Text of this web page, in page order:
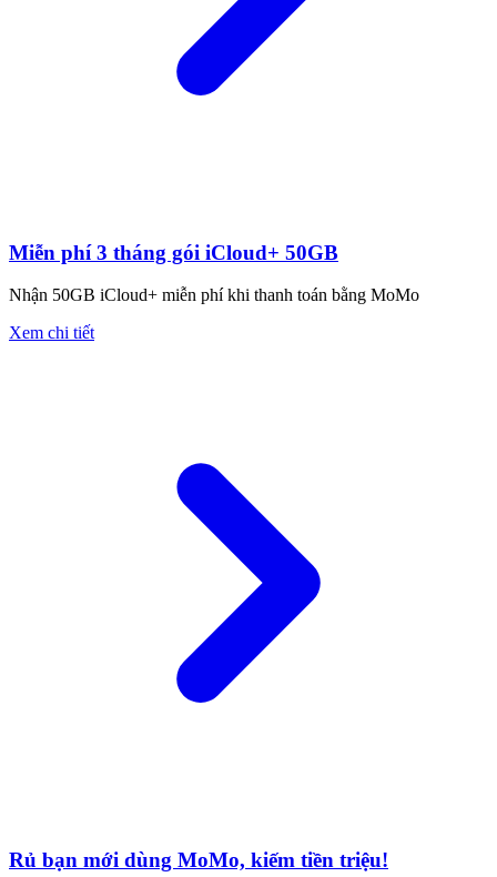
Miễn phí 3 tháng gói iCloud+ 50GB
Nhận 50GB iCloud+ miễn phí khi thanh toán bằng MoMo
Xem chi tiết
Rủ bạn mới dùng MoMo, kiếm tiền triệu!